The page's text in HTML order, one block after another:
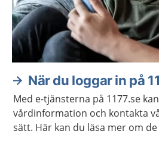
När du loggar in på
Med e-tjänsterna på 1177.se
vårdinformation och kontakta
sätt. Här kan du läsa mer om